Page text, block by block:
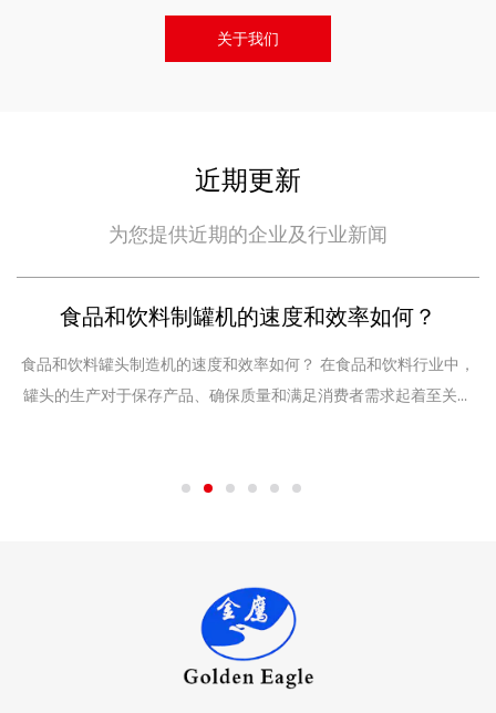
关于我们
近期更新
为您提供近期的企业及行业新闻
食品和饮料制罐机的速度和效率如何？
食品和饮料罐头制造机的速度和效率如何？ 在食品和饮料行业中，
罐头的生产对于保存产品、确保质量和满足消费者需求起着至关重
生产率、提高了质量并减少了浪费。在本文中，我们将探讨影响食